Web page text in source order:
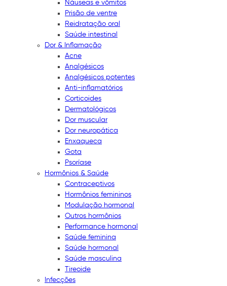
Náuseas e vômitos
Prisão de ventre
Reidratação oral
Saúde intestinal
Dor & Inflamação
Acne
Analgésicos
Analgésicos potentes
Anti-inflamatórios
Corticoides
Dermatológicos
Dor muscular
Dor neuropática
Enxaqueca
Gota
Psoríase
Hormônios & Saúde
Contraceptivos
Hormônios femininos
Modulação hormonal
Outros hormônios
Performance hormonal
Saúde feminina
Saúde hormonal
Saúde masculina
Tireoide
Infecções